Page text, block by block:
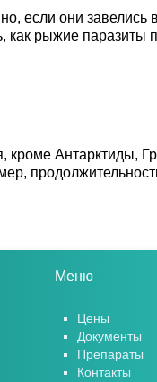
если они
рыжие паразиты
Антарктиды,
Меню
Цены
Документы
Препараты
Контакты